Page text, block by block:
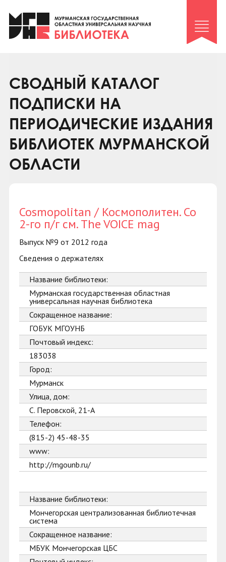
Клуб «Гиря и сельдерей»
Клуб «Семейный архив»
Коллегам
Контакты
СВОДНЫЙ КАТАЛОГ
ПОДПИСКИ НА
ПЕРИОДИЧЕСКИЕ ИЗДАНИЯ
БИБЛИОТЕК МУРМАНСКОЙ
ОБЛАСТИ
Cosmopolitan / Космополитен. Со
2-го п/г см. The VOICE mag
Выпуск №9 от 2012 года
Сведения о держателях
Название библиотеки:
Мурманская государственная областная
универсальная научная библиотека
Сокращенное название:
ГОБУК МГОУНБ
Почтовый индекс:
183038
Город:
Мурманск
Улица, дом:
С. Перовской, 21-А
Телефон:
(815-2) 45-48-35
www:
http://mgounb.ru/
Название библиотеки:
Мончегорская централизованная библиотечная
система
Сокращенное название:
МБУК Мончегорская ЦБС